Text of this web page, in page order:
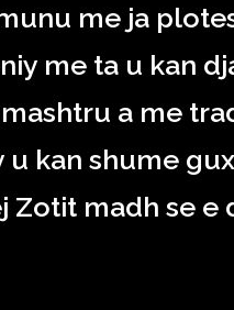
me ja
me ta u kan
a me
u kan shume
Zotit madh se e